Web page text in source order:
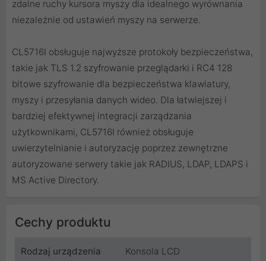
zdalne ruchy kursora myszy dla idealnego wyrównania
niezależnie od ustawień myszy na serwerze.
CL5716I obsługuje najwyższe protokoły bezpieczeństwa,
takie jak TLS 1.2 szyfrowanie przeglądarki i RC4 128
bitowe szyfrowanie dla bezpieczeństwa klawiatury,
myszy i przesyłania danych wideo. Dla łatwiejszej i
bardziej efektywnej integracji zarządzania
użytkownikami, CL5716I również obsługuje
uwierzytelnianie i autoryzację poprzez zewnętrzne
autoryzowane serwery takie jak RADIUS, LDAP, LDAPS i
MS Active Directory.
Cechy produktu
Rodzaj urządzenia Konsola LCD